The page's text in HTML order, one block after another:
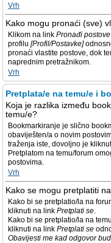
Vrh
Kako mogu pronaći (sve)
Klikom na link Pronađi
profilu [Profil/Postavke]
pronaći vlastite postove, dok
naprednim pretražnikom.
Vrh
Pretplata/e na temu/e i
Koja je razlika između
temu/e?
Bookmarkiranje je slično
obaviješten/a o novim
traženja iste, dovoljno je
Pretplatom na temu/forum
postovima.
Vrh
Kako se mogu pretplatiti
Kako bi se pretplatio/la na
kliknuti na link Pretplati se.
Kako bi se pretplatio/la na
kliknuti na link Pretplati se
Obavijesti me kad odgovor